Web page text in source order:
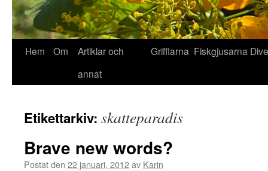
Hem Om
Artiklar och
annat
Grifflarna Fiskgjusarna
Etikettarkiv: skatteparadis
Brave new words?
Postat den 22 januari, 2012av Karin